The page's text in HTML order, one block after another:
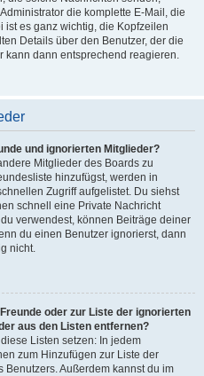
die komplette E-Mail, die
ist es ganz wichtig, die Kopfzeilen
Details über den Benutzer, der die
kann dann entsprechend reagieren.
und ignorierten Mitglieder?
Mitglieder des Boards zu
hinzufügst, werden in
Zugriff aufgelistet. Du siehst
schnell eine Private Nachricht
verwendest, können Beiträge deiner
du einen Benutzer ignorierst, dann
nicht.
oder zur Liste der ignorierten
aus den Listen entfernen?
Listen setzen: In jedem
zum Hinzufügen zur Liste der
Außerdem kannst du im